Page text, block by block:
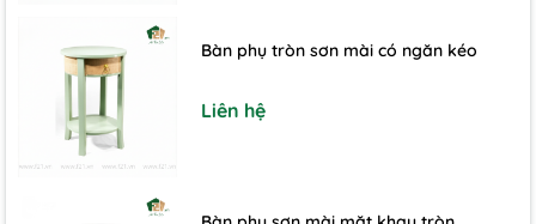
Bàn phụ tròn sơn mài có ngăn kéo
Liên hệ